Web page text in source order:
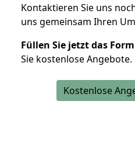
Kontaktieren Sie uns
uns gemeinsam Ihren
Füllen Sie jetzt das
Sie kostenlose Angebote.
Kostenlose